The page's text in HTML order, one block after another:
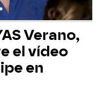
Verano,
el vídeo
en